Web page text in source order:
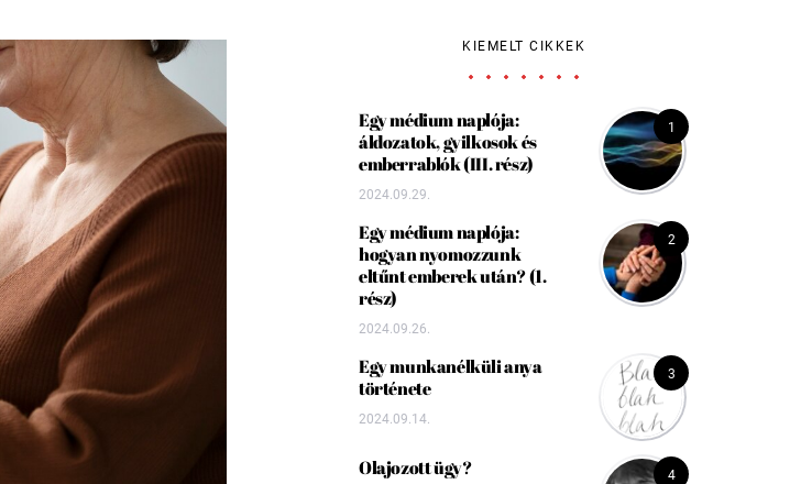
KIEMELT CIKKEK
1
Egy médium naplója:
áldozatok, gyilkosok és
emberrablók (III. rész)
2024.09.29.
2
Egy médium naplója:
hogyan nyomozzunk
eltűnt emberek után? (1.
rész)
2024.09.26.
3
Egy munkanélküli anya
története
2024.09.14.
4
Olajozott ügy?